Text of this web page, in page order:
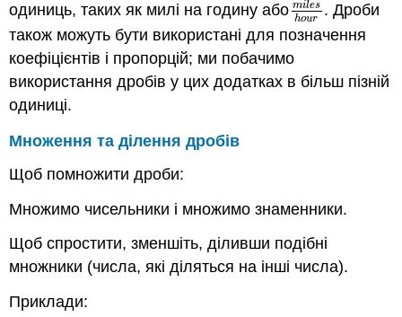
одиниць, таких як милі на годину або miles
hour
mileshour
. Дроби
також можуть бути використані для позначення
коефіцієнтів і пропорцій; ми побачимо
використання дробів у цих додатках в більш пізній
одиниці.
Множення та ділення дробів
Щоб помножити дроби:
Множимо чисельники і множимо знаменники.
Щоб спростити, зменшіть, діливши подібні
множники (числа, які діляться на інші числа).
Приклади: